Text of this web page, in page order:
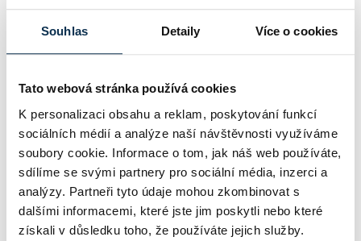
Souhlas Detaily Více o cookies
Tato webová stránka používá cookies
K personalizaci obsahu a reklam, poskytování funkcí
sociálních médií a analýze naší návštěvnosti využíváme
soubory cookie. Informace o tom, jak náš web používáte,
sdílíme se svými partnery pro sociální média, inzerci a
analýzy. Partneři tyto údaje mohou zkombinovat s
dalšími informacemi, které jste jim poskytli nebo které
získali v důsledku toho, že používáte jejich služby.
růstu. UniCredit Bank od 27.7.2026 zvýšila hypoteční sazby
Pavel Pohanka|aktualizováno: 04.08.2026
4 minuty k přečtení